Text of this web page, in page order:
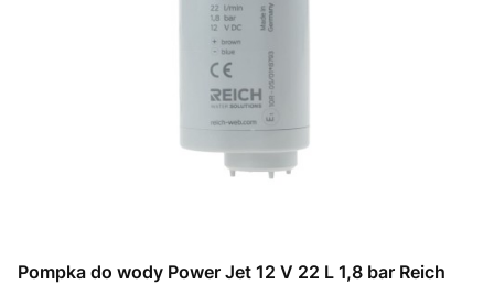
Pompka do wody Power Jet 12 V 22 L 1,8 bar Reich